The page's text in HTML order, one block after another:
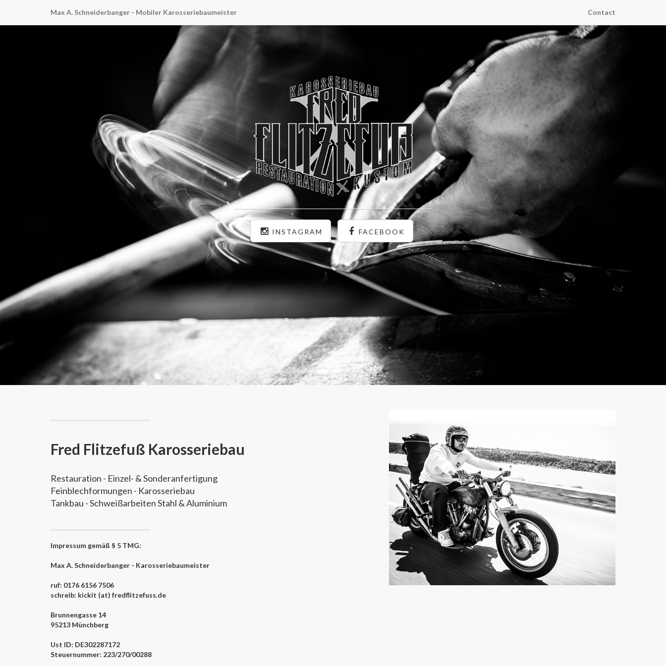
Max A. Schneiderbanger - Mobiler Karosseriebaumeister Contact
INSTAGRAM FACEBOOK
Fred Flitzefuß Karosseriebau
Restauration - Einzel- & Sonderanfertigung
Feinblechformungen - Karosseriebau
Tankbau - Schweißarbeiten Stahl & Aluminium
Impressum gemäß § 5 TMG:
Max A. Schneiderbanger - Karosseriebaumeister
ruf: 0176 6156 7506
schreib: kickit (at) fredflitzefuss.de
Brunnengasse 14
95213 Münchberg
Ust ID: DE302287172
Steuernummer: 223/270/00288